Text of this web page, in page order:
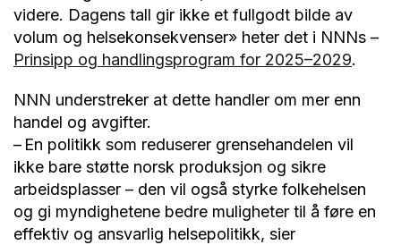
videre. Dagens tall gir ikke et fullgodt bilde av
volum og helsekonsekvenser» heter det i NNNs –
Prinsipp og handlingsprogram for 2025–2029.
NNN understreker at dette handler om mer enn
handel og avgifter.
– En politikk som reduserer grensehandelen vil
ikke bare støtte norsk produksjon og sikre
arbeidsplasser – den vil også styrke folkehelsen
og gi myndighetene bedre muligheter til å føre en
effektiv og ansvarlig helsepolitikk, sier